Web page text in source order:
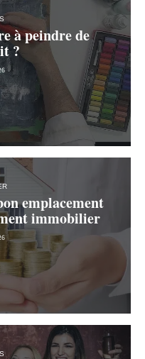
à peindre de
?
emplacement
immobilier